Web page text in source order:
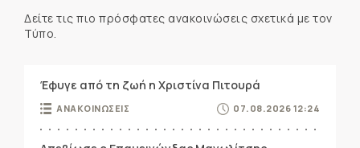
Δείτε τις πιο πρόσφατες ανακοινώσεις σχετικά με τον
Τύπο.
Έφυγε από τη ζωή η Χριστίνα Πιτουρά
ΑΝΑΚΟΙΝΩΣΕΙΣ 07.08.2026 12:24